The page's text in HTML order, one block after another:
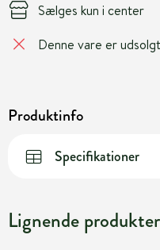
Sælges kun i center
Denne vare er udsolgt
Produktinfo
Specifikationer
Lignende produkter